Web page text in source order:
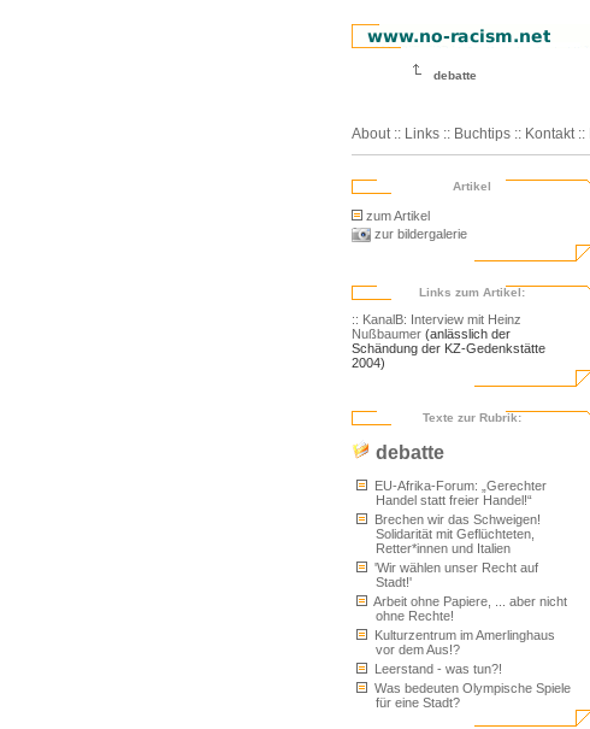
debatte
About :: Links :: Buchtips :: Kontakt ::
Artikel
zum Artikel
zur bildergalerie
Links zum Artikel:
:: KanalB: Interview mit Heinz
Nußbaumer (anlässlich der
Schändung der KZ-Gedenkstätte
2004)
Texte zur Rubrik:
debatte
EU-Afrika-Forum: „Gerechter
Handel statt freier Handel!“
Brechen wir das Schweigen!
Solidarität mit Geflüchteten,
Retter*innen und Italien
'Wir wählen unser Recht auf
Stadt!'
Arbeit ohne Papiere, ... aber nicht
ohne Rechte!
Kulturzentrum im Amerlinghaus
vor dem Aus!?
Leerstand - was tun?!
Was bedeuten Olympische Spiele
für eine Stadt?